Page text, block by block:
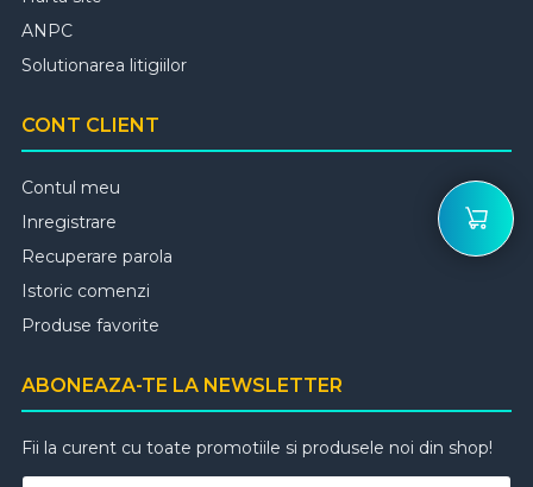
ANPC
Solutionarea litigiilor
CONT CLIENT
Contul meu
Inregistrare
Recuperare parola
Istoric comenzi
Produse favorite
ABONEAZA-TE LA NEWSLETTER
Fii la curent cu toate promotiile si produsele noi din shop!